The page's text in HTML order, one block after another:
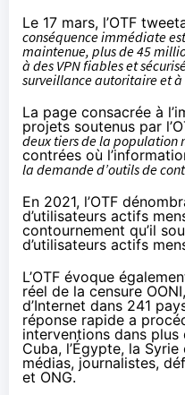
Le 17 mars, l’OTF
conséquence immédiate
maintenue, plus de 45
à des VPN fiables et
surveillance autoritaire et
La page consacrée à
projets soutenus par
deux tiers de la population
contrées où
la demande d’outils de
En 2021, l’OTF
d’utilisateurs actifs
contournement qu’il
d’utilisateurs actifs
L’OTF évoque
réel de la censure OONI
d’Internet dans 241
réponse rapide a
interventions dans
Cuba, l’Égypte, la
médias, journalistes,
et ONG.